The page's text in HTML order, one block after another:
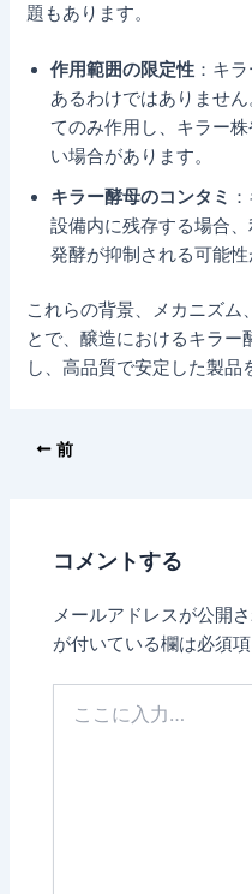
題もあります。
作用範囲の限定性 ：キ
あるわけではありませ
てのみ作用し、キラー
い場合があります。
キラー酵母のコンタミ
設備内に残存する場合
発酵が抑制される可能性
これらの背景、メカニズム
とで、醸造におけるキラー
し、高品質で安定した製品
前
コメントする
メールアドレスが公開
が付いている欄は必須